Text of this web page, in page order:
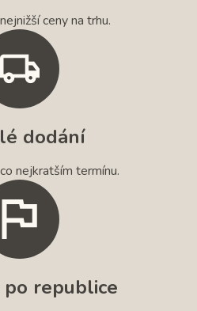
ceny na trhu.
dodání
nejkratším termínu.
po republice